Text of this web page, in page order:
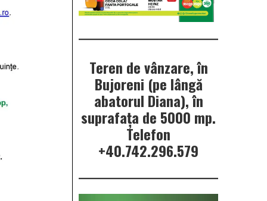
Teren de vânzare, în
Bujoreni (pe lângă
abatorul Diana), în
suprafața de 5000 mp.
Telefon
+40.742.296.579